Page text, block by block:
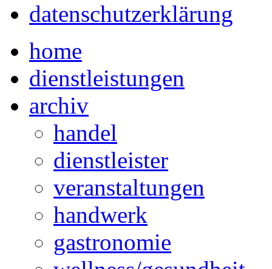
datenschutzerklärung
home
dienstleistungen
archiv
handel
dienstleister
veranstaltungen
handwerk
gastronomie